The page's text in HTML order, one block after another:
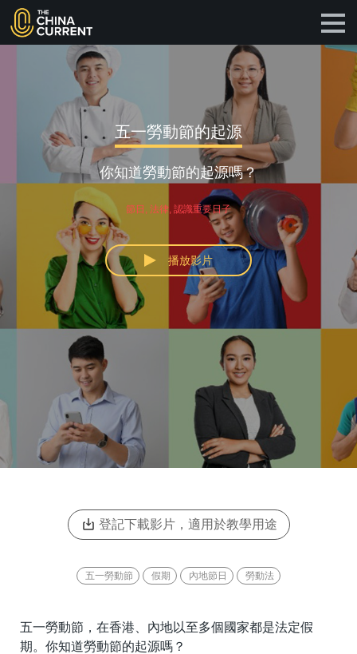
五一勞動節的起源
你知道勞動節的起源嗎？
節日, 法律, 認識重要日子
播放影片
登記下載影片，適用於教學用途
五一勞動節 假期 內地節日 勞動法
五一勞動節，在香港、內地以至多個國家都是法定假
期。你知道勞動節的起源嗎？